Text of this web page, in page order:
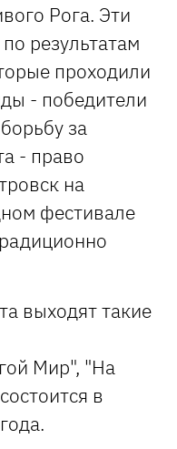
Рога. Эти
результатам
проходили
- победители
за
- право
на
фестивале
выходят такие
Мир", "На
в